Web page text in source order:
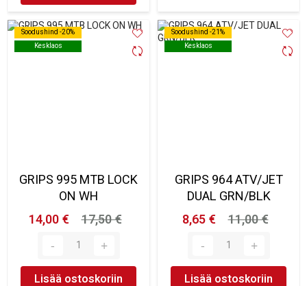
Soodushind -20%
Kesklaos
Soodushind -20%
Kesklaos
GRIPS 995 MTB LOCK
ON WH
14,00 €
17,50 €
Lisää ostoskoriin
Soodushind -21%
Kesklaos
Soodushind -21%
Kesklaos
GRIPS 964 ATV/JET
DUAL GRN/BLK
8,65 €
11,00 €
Lisää ostoskoriin